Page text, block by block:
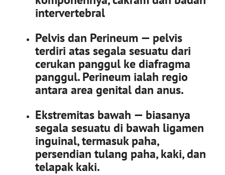
intervertebral
Pelvis dan Perineum — pelvis
terdiri atas segala sesuatu dari
cerukan panggul ke diafragma
panggul. Perineum ialah regio
antara area genital dan anus.
Ekstremitas bawah — biasanya
segala sesuatu di bawah ligamen
inguinal, termasuk paha,
persendian tulang paha, kaki, dan
telapak kaki.